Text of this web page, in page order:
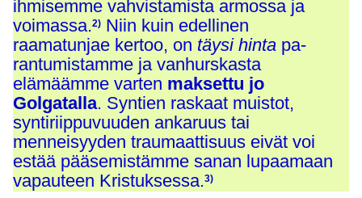
ihmisemme vahvistamista armossa ja
voimassa.2) Niin kuin edellinen
raamatunjae kertoo, on täysi hinta pa-
rantumistamme ja vanhurskasta
elämäämme varten maksettu jo
Golgatalla. Syntien raskaat muistot,
syntiriippuvuuden ankaruus tai
menneisyyden traumaattisuus eivät voi
estää pääsemistämme sanan lupaamaan
vapauteen Kristuksessa.3)